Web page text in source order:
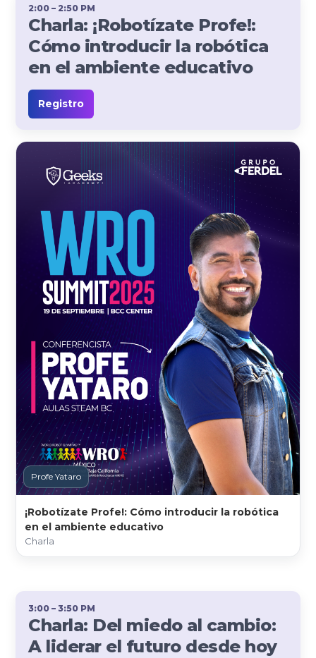
Profe Yataro
¡Robotízate Profe!: Cómo introducir la robótica
en el ambiente educativo
Charla
2:00 – 2:50 PM
Charla: ¡Robotízate Profe!:
Cómo introducir la robótica
en el ambiente educativo
Registro
3:00 – 3:50 PM
Charla: Del miedo al cambio:
A liderar el futuro desde hoy